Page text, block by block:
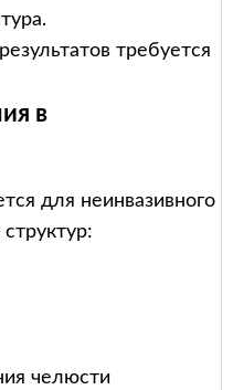
требуется
в
для неинвазивного
челюсти